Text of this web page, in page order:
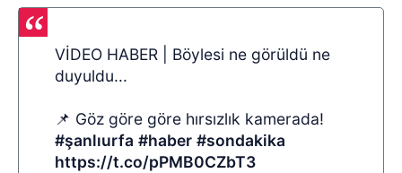
VİDEO HABER | Böylesi ne görüldü ne
duyuldu...
📌 Göz göre göre hırsızlık kamerada!
#şanlıurfa #haber #sondakika
https://t.co/pPMB0CZbT3